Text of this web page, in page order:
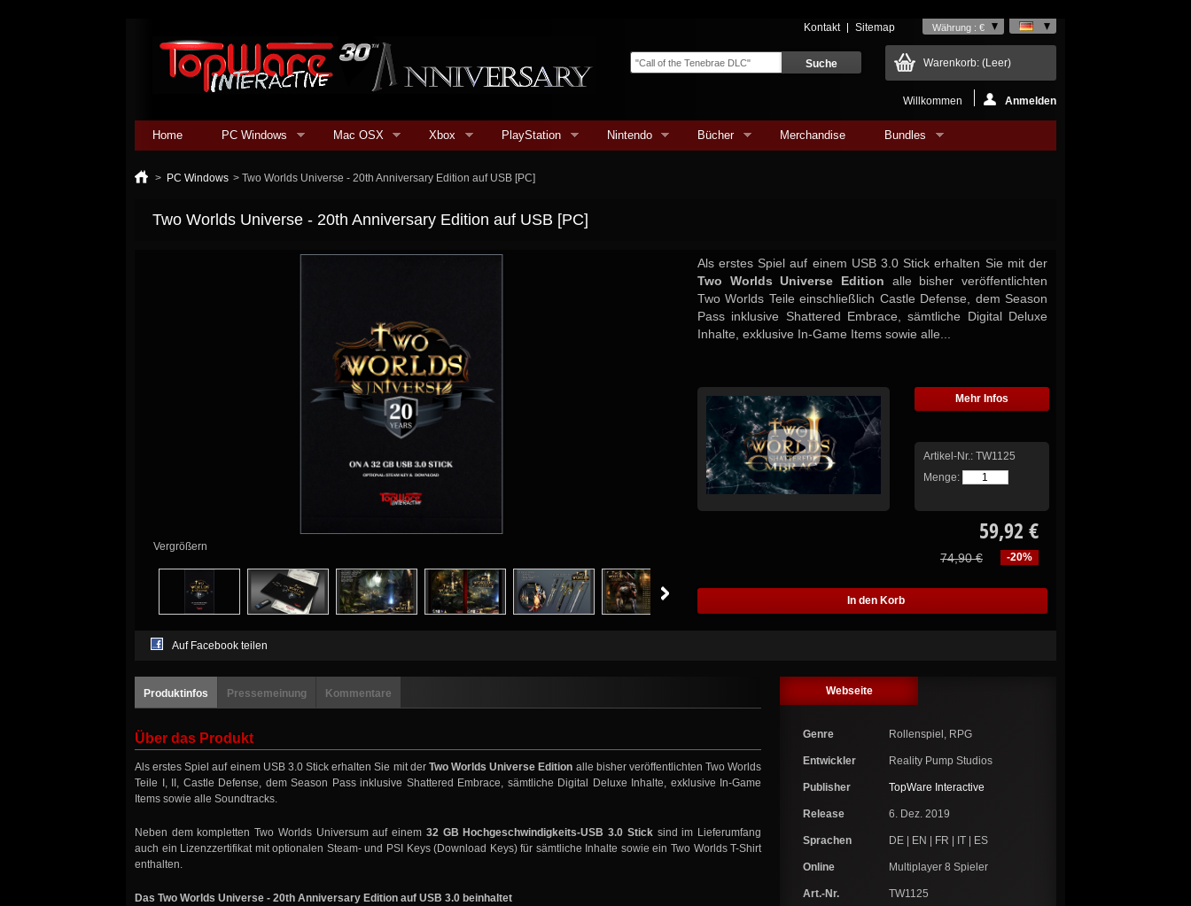
Währung : €
Kontakt Sitemap
Warenkorb: (Leer)
Willkommen Anmelden
Home PC Windows Mac OSX Xbox PlayStation Nintendo Bücher Merchandise Bundles
> PC Windows > Two Worlds Universe - 20th Anniversary Edition auf USB [PC]
Two Worlds Universe - 20th Anniversary Edition auf USB [PC]
Vergrößern
Als erstes Spiel auf einem USB 3.0 Stick erhalten Sie mit der
Two Worlds Universe Edition alle bisher veröffentlichten
Two Worlds Teile einschließlich Castle Defense, dem Season
Pass inklusive Shattered Embrace, sämtliche Digital Deluxe
Inhalte, exklusive In-Game Items sowie alle...
Mehr Infos
Artikel-Nr.: TW1125
Menge:
59,92 €
-20%
74,90 €
Auf Facebook teilen
Produktinfos Pressemeinung Kommentare
Über das Produkt
Als erstes Spiel auf einem USB 3.0 Stick erhalten Sie mit der Two Worlds Universe Edition alle bisher veröffentlichten Two Worlds
Teile I, II, Castle Defense, dem Season Pass inklusive Shattered Embrace, sämtliche Digital Deluxe Inhalte, exklusive In-Game
Items sowie alle Soundtracks.
Neben dem kompletten Two Worlds Universum auf einem 32 GB Hochgeschwindigkeits-USB 3.0 Sticksind im Lieferumfang
auch ein Lizenzzertifikat mit optionalen Steam- und PSI Keys (Download Keys) für sämtliche Inhalte sowie ein Two Worlds T-Shirt
enthalten.
Das Two Worlds Universe - 20th Anniversary Edition auf USB 3.0 beinhaltet
Webseite
Genre Rollenspiel, RPG
Entwickler Reality Pump Studios
Publisher TopWare Interactive
Release 6. Dez. 2019
Sprachen DE | EN | FR | IT | ES
Online Multiplayer 8 Spieler
Art.-Nr. TW1125